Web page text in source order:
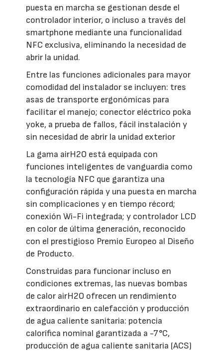
puesta en marcha se gestionan desde el
controlador interior, o incluso a través del
smartphone mediante una funcionalidad
NFC exclusiva, eliminando la necesidad de
abrir la unidad.
Entre las funciones adicionales para mayor
comodidad del instalador se incluyen: tres
asas de transporte ergonómicas para
facilitar el manejo; conector eléctrico poka
yoke, a prueba de fallos, fácil instalación y
sin necesidad de abrir la unidad exterior
La gama airH2O está equipada con
funciones inteligentes de vanguardia como
la tecnología NFC que garantiza una
configuración rápida y una puesta en marcha
sin complicaciones y en tiempo récord;
conexión Wi-Fi integrada; y controlador LCD
en color de última generación, reconocido
con el prestigioso Premio Europeo al Diseño
de Producto.
Construidas para funcionar incluso en
condiciones extremas, las nuevas bombas
de calor airH2O ofrecen un rendimiento
extraordinario en calefacción y producción
de agua caliente sanitaria: potencia
calorífica nominal garantizada a -7°C,
producción de agua caliente sanitaria (ACS)